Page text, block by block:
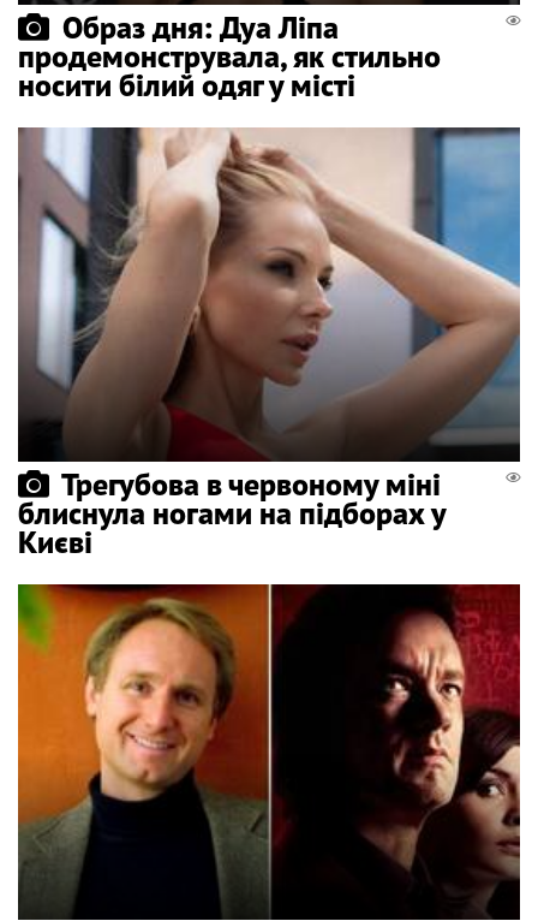
Образ дня: Дуа Ліпа
продемонструвала, як стильно
носити білий одяг у місті
Трегубова в червоному міні
блиснула ногами на підборах у
Києві